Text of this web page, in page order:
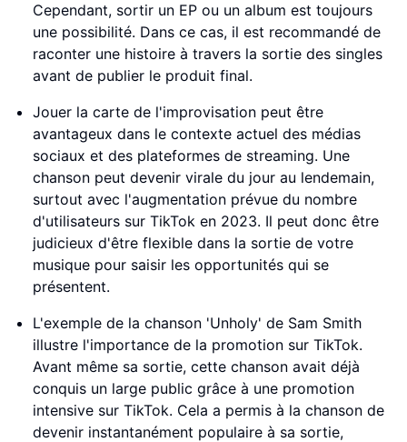
Cependant, sortir un EP ou un album est toujours
une possibilité. Dans ce cas, il est recommandé de
raconter une histoire à travers la sortie des singles
avant de publier le produit final.
Jouer la carte de l'improvisation peut être
avantageux dans le contexte actuel des médias
sociaux et des plateformes de streaming. Une
chanson peut devenir virale du jour au lendemain,
surtout avec l'augmentation prévue du nombre
d'utilisateurs sur TikTok en 2023. Il peut donc être
judicieux d'être flexible dans la sortie de votre
musique pour saisir les opportunités qui se
présentent.
L'exemple de la chanson 'Unholy' de Sam Smith
illustre l'importance de la promotion sur TikTok.
Avant même sa sortie, cette chanson avait déjà
conquis un large public grâce à une promotion
intensive sur TikTok. Cela a permis à la chanson de
devenir instantanément populaire à sa sortie,